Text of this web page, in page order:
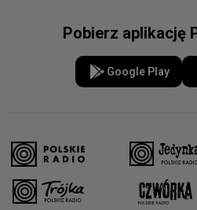
Pobierz aplikację
Google Play